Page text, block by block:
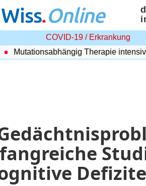
.Online
COVID-19 / Erkrankung
Mutationsabhängig Therapie
Defizite